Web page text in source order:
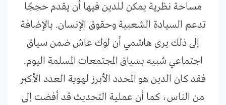
مساحة نظرية يمكن للدين فيها أن يقدم حججًا
تدعم السيادة الشعبية وحقوق الإنسان. بالإضافة
إلى ذلك يرى هاشمي أن لوك عاش ضمن سياق
اجتماعي شبيه بسياق المجتمعات المسلمة اليوم.
فقد كان الدين هو المحدد الأبرز لهوية العدد الأكبر
من الناس، كما أن عملية التحديث قد أفضت إلى